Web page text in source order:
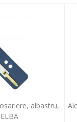
albastru,